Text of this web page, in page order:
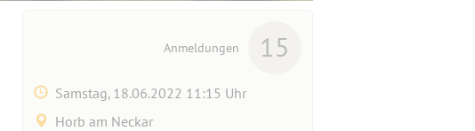
Anmeldungen 15
Samstag, 18.06.2022 11:15 Uhr
Horb am Neckar